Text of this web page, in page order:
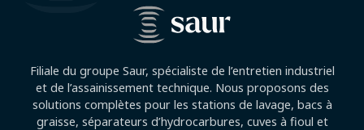
Filiale du groupe Saur, spécialiste de l’entretien industriel
et de l’assainissement technique. Nous proposons des
solutions complètes pour les stations de lavage, bacs à
graisse, séparateurs d’hydrocarbures, cuves à fioul et